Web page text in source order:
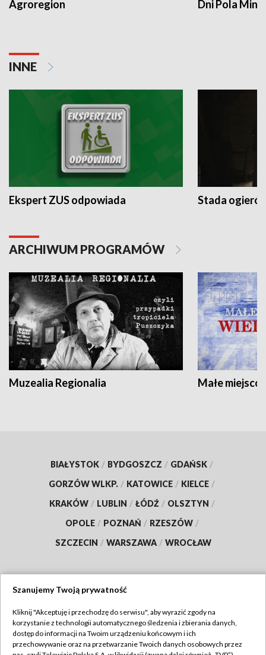
Agroregion Dni Pola
INNE
Ekspert ZUS odpowiada Stada
ARCHIWUM PROGRAMÓW
Muzealia Regionalia Małe
BIAŁYSTOK / BYDGOSZCZ / GDAŃSK /
GORZÓW WLKP. / KATOWICE / KIELCE /
KRAKÓW / LUBLIN / ŁÓDŹ / OLSZTYN /
OPOLE / POZNAŃ / RZESZÓW /
SZCZECIN / WARSZAWA / WROCŁAW
TVP
Abonament TVP
Regulamin TVP
Szanujemy Twoją prywatność
Kliknij "Akceptuję i przechodzę do serwisu", aby wyrazić zgody na
korzystanie z technologii automatycznego śledzenia i zbierania danych,
dostęp do informacji na Twoim urządzeniu końcowym i ich
przechowywanie oraz na przetwarzanie Twoich danych osobowych przez